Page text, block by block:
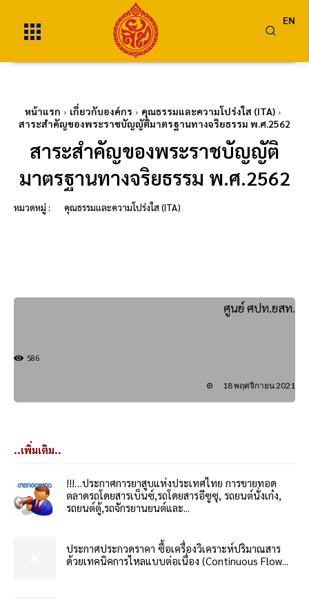
EN
หน้าแรก เกี่ยวกับองค์กร
คุณธรรมและความโปร่งใส (ITA)
สาระสำคัญของพระราชบัญญัติมาตรฐานทางจริยธรรม พ.ศ.2562
สาระสำคัญของพระราชบัญญัติ
มาตรฐานทางจริยธรรม พ.ศ.2562
หมวดหมู่ : คุณธรรมและความโปร่งใส (ITA)
ศูนย์ ศปท.ยสท.
586
18 พฤศจิกายน 2021
..เพิ่มเติม..
!!!…ประกาศการยาสูบแห่งประเทศไทย การขายทอด
ตลาดรถโดยสารเบ็นซ์,รถโดยสารอีซูซุ, รถยนต์นั่งเก๋ง,
รถยนต์ตู้,รถจักรยานยนต์และ...
ประกาศประกวดราคา ซื้อเครื่องวิเคราะห์ปริมาณสาร
ด้วยเทคนิคการไหลแบบต่อเนื่อง (Continuous Flow...